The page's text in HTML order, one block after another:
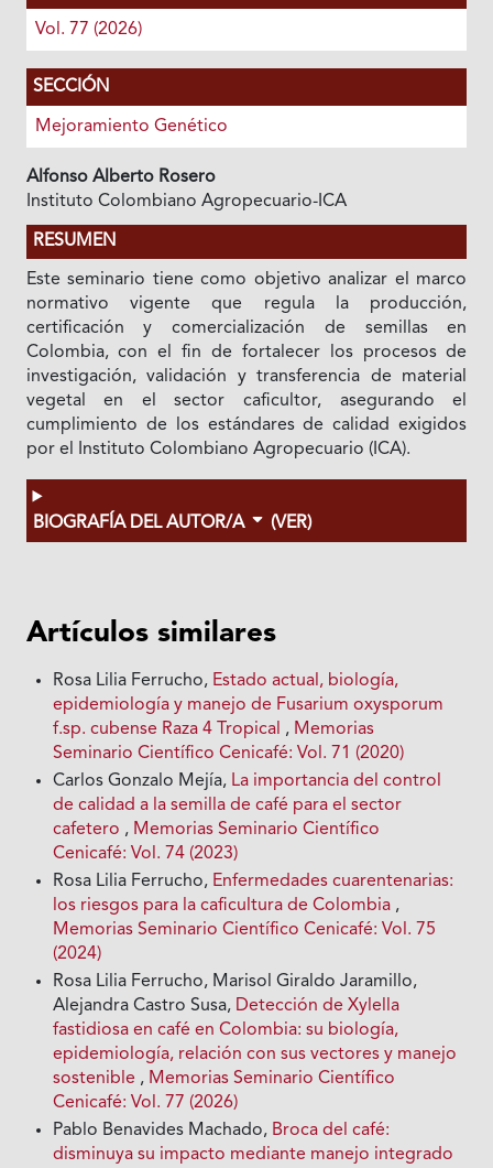
Vol. 77 (2026)
SECCIÓN
Mejoramiento Genético
Alfonso Alberto Rosero
Instituto Colombiano Agropecuario-ICA
RESUMEN
Este seminario tiene como objetivo analizar el marco
normativo vigente que regula la producción,
certificación y comercialización de semillas en
Colombia, con el fin de fortalecer los procesos de
investigación, validación y transferencia de material
vegetal en el sector caficultor, asegurando el
cumplimiento de los estándares de calidad exigidos
por el Instituto Colombiano Agropecuario (ICA).
BIOGRAFÍA DEL AUTOR/A (VER)
Artículos similares
Rosa Lilia Ferrucho, Estado actual, biología,
epidemiología y manejo de Fusarium oxysporum
f.sp. cubense Raza 4 Tropical , Memorias
Seminario Científico Cenicafé: Vol. 71 (2020)
Carlos Gonzalo Mejía, La importancia del control
de calidad a la semilla de café para el sector
cafetero , Memorias Seminario Científico
Cenicafé: Vol. 74 (2023)
Rosa Lilia Ferrucho, Enfermedades cuarentenarias:
los riesgos para la caficultura de Colombia ,
Memorias Seminario Científico Cenicafé: Vol. 75
(2024)
Rosa Lilia Ferrucho, Marisol Giraldo Jaramillo,
Alejandra Castro Susa, Detección de Xylella
fastidiosa en café en Colombia: su biología,
epidemiología, relación con sus vectores y manejo
sostenible , Memorias Seminario Científico
Cenicafé: Vol. 77 (2026)
Pablo Benavides Machado, Broca del café:
disminuya su impacto mediante manejo integrado